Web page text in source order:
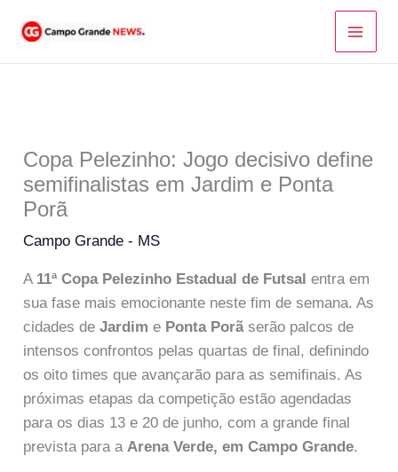
para
Copa Pelezinho: Jogo decisivo define
semifinalistas em Jardim e Ponta
Porã
Campo Grande - MS
A 11ª Copa Pelezinho Estadual de Futsal entra em
sua fase mais emocionante neste fim de semana. As
cidades deJardim e Ponta Porãserão palcos de
intensos confrontos pelas quartas de final, definindo
os oito times que avançarão para as semifinais. As
próximas etapas da competição estão agendadas
para os dias 13 e 20 de junho, com a grande final
prevista para a Arena Verde, em Campo Grande.